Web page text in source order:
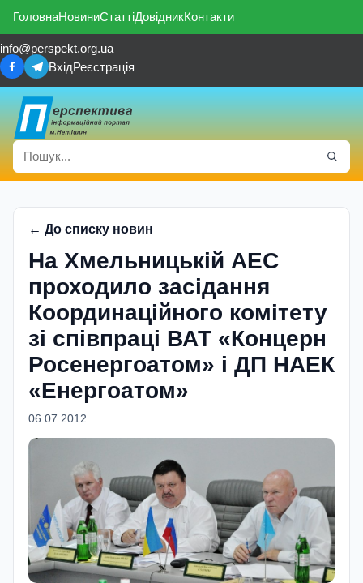
ГоловнаНовиниСтаттіДовідникКонтакти
info@perspekt.org.ua
ВхідРеєстрація
← До списку новин
На Хмельницькій АЕС
проходило засідання
Координаційного комітету
зі співпраці ВАТ «Концерн
Росенергоатом» і ДП НАЕК
«Енергоатом»
06.07.2012